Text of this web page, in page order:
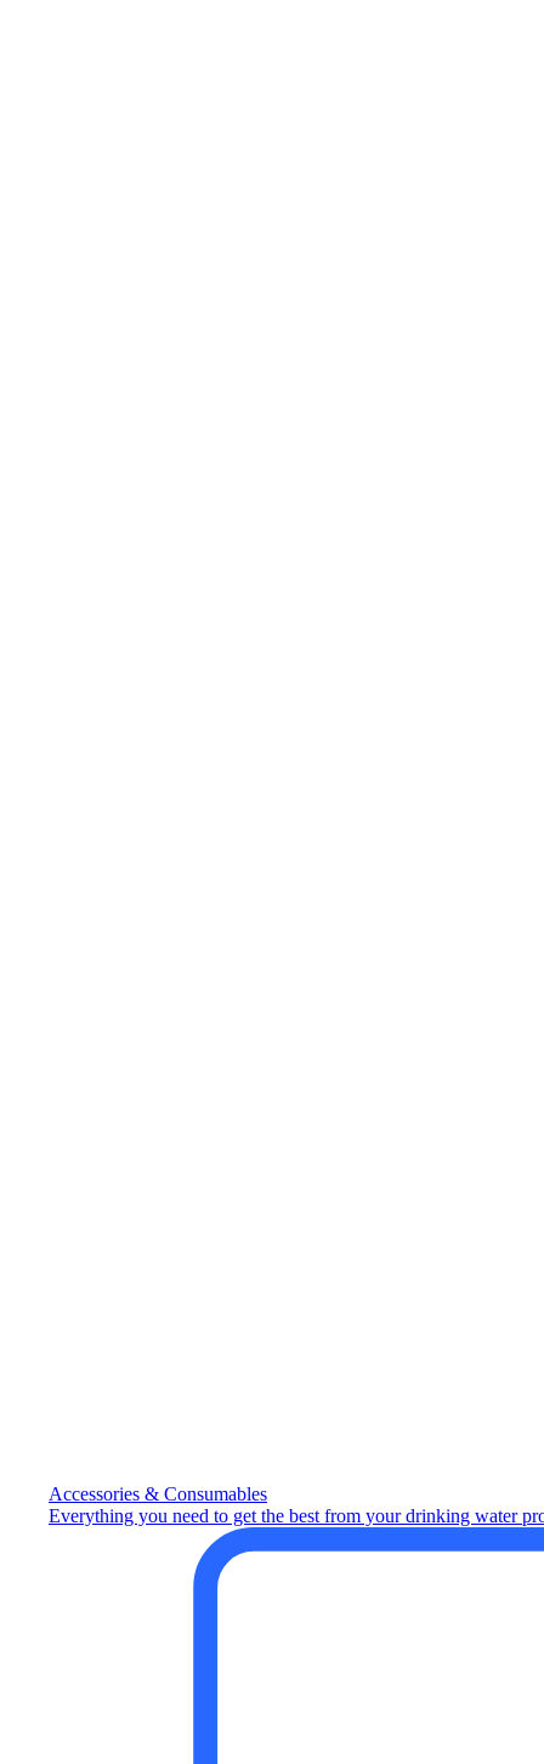
Accessories & Consumables
Everything you need to get the best from your drinking water